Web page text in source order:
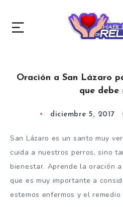
Oración a San Lázaro
que debe
diciembre 5, 2017
San Lázaro es un santo muy
cuida a nuestros perros, sino
bienestar. Aprende la oración
que es muy importante a
estemos enfermos y el